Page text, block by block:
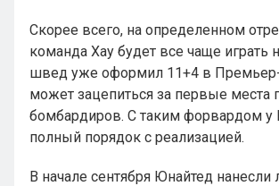
Скорее всего, на определенном
команда Хау будет все чаще играть
швед уже оформил 11+4 в
может зацепиться за первые места
бомбардиров. С таким форвардом у
полный порядок с реализацией.
В начале сентября Юнайтед